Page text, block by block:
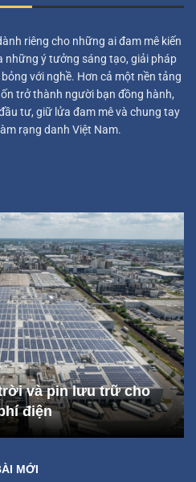
riêng cho những ai đam mê kiến
những ý tưởng sáng tạo, giải pháp
với nghề. Hơn cả một nền tảng
trở thành người bạn đồng hành,
tư, giữ lửa đam mê và chung tay
rạng danh Việt Nam.
và pin lưu trữ cho
điện
MỚI